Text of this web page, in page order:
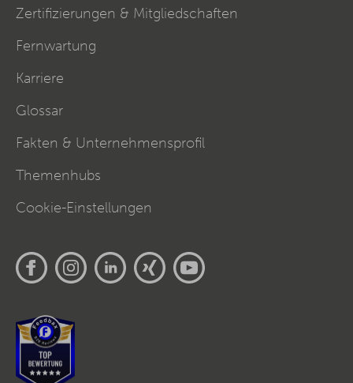
Zertifizierungen & Mitgliedschaften
Fernwartung
Karriere
Glossar
Fakten & Unternehmensprofil
Themenhubs
Cookie-Einstellungen